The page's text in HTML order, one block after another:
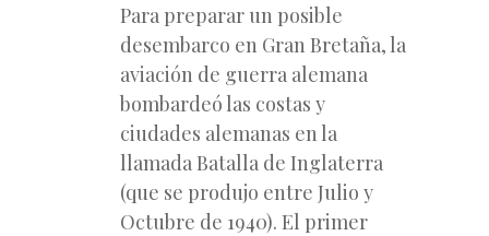
Para preparar un posible
desembarco en Gran Bretaña, la
aviación de guerra alemana
bombardeó las costas y
ciudades alemanas en la
llamada Batalla de Inglaterra
(que se produjo entre Julio y
Octubre de 1940). El primer